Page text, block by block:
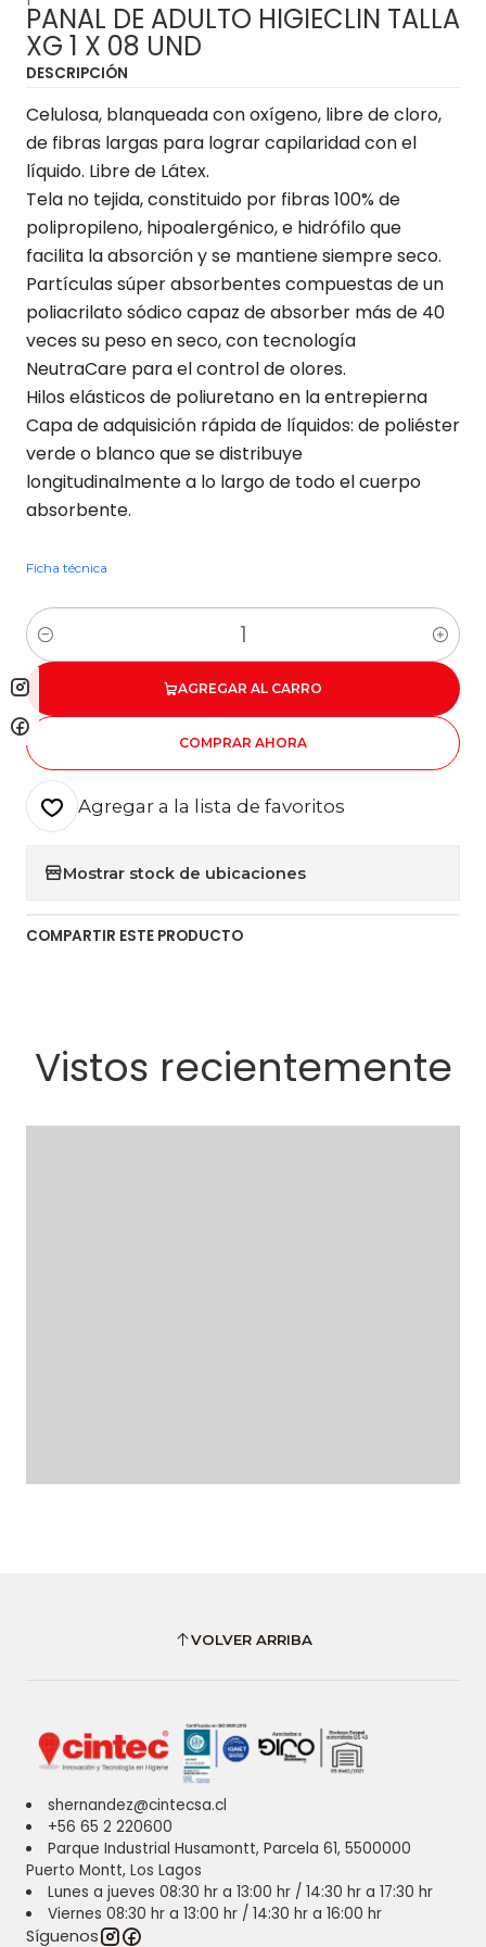
PANAL DE ADULTO HIGIECLIN TALLA
XG 1 X 08 UND
DESCRIPCIÓN
Celulosa, blanqueada con oxígeno, libre de cloro,
de fibras largas para lograr capilaridad con el
líquido. Libre de Látex.
Tela no tejida, constituido por fibras 100% de
polipropileno, hipoalergénico, e hidrófilo que
facilita la absorción y se mantiene siempre seco.
Partículas súper absorbentes compuestas de un
poliacrilato sódico capaz de absorber más de 40
veces su peso en seco, con tecnología
NeutraCare para el control de olores.
Hilos elásticos de poliuretano en la entrepierna
Capa de adquisición rápida de líquidos: de poliéster
verde o blanco que se distribuye
longitudinalmente a lo largo de todo el cuerpo
absorbente.
Ficha técnica
Cantidad
AGREGAR AL CARRO
COMPRAR AHORA
Agregar a la lista de favoritos
Mostrar stock de ubicaciones
COMPARTIR ESTE PRODUCTO
Vistos recientemente
VOLVER ARRIBA
shernandez@cintecsa.cl
+56 65 2 220600
Parque Industrial Husamontt, Parcela 61, 5500000
Puerto Montt, Los Lagos
Lunes a jueves 08:30 hr a 13:00 hr / 14:30 hr a 17:30 hr
Viernes 08:30 hr a 13:00 hr / 14:30 hr a 16:00 hr
Síguenos